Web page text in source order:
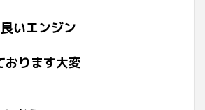
いエンジン
ります大変